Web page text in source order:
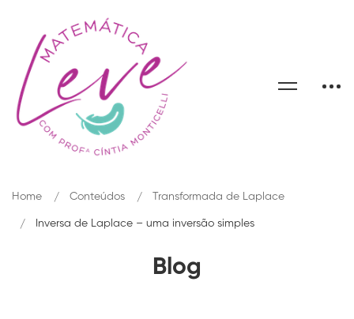
Blog
Home Conteúdos Transformada de Laplace
Inversa de Laplace – uma inversão simples